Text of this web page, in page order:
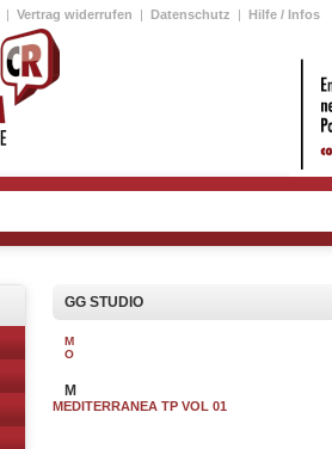
| Vertrag widerrufen | Datenschutz | Hilfe / Infos
GG STUDIO
M
O
M
MEDITERRANEA TP VOL 01